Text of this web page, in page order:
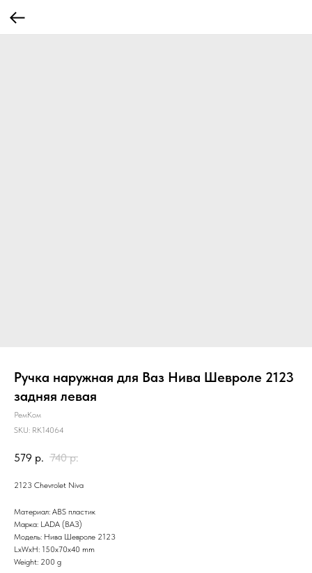
Ручка наружная для Ваз Нива Шевроле 2123
задняя левая
РемКом
SKU: RK14064
579 р. 740 р.
2123 Chevrolet Niva
Материал: ABS пластик
Марка: LADA (ВАЗ)
Модель: Нива Шевроле 2123
LxWxH: 150x70x40 mm
Weight: 200 g